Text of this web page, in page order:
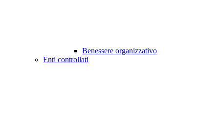
Benessere organizzativo
Enti controllati